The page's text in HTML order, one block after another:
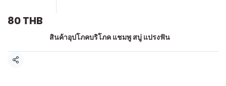
80 THB
สินค้าอุปโภคบริโภค แชมพู สบู่ แปรงฟัน
แชร์